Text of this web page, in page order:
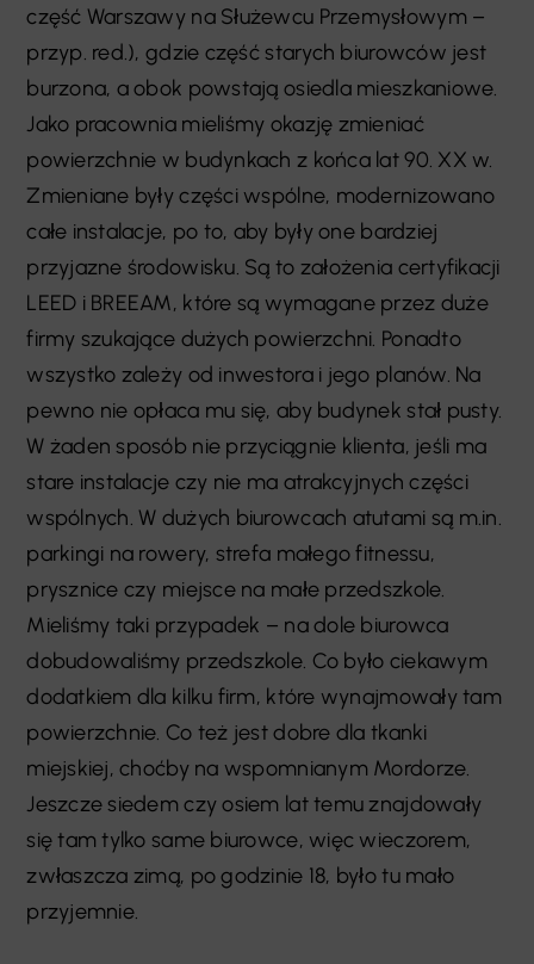
część Warszawy na Służewcu Przemysłowym –
przyp. red.), gdzie część starych biurowców jest
burzona, a obok powstają osiedla mieszkaniowe.
Jako pracownia mieliśmy okazję zmieniać
powierzchnie w budynkach z końca lat 90. XX w.
Zmieniane były części wspólne, modernizowano
całe instalacje, po to, aby były one bardziej
przyjazne środowisku. Są to założenia certyfikacji
LEED i BREEAM, które są wymagane przez duże
firmy szukające dużych powierzchni. Ponadto
wszystko zależy od inwestora i jego planów. Na
pewno nie opłaca mu się, aby budynek stał pusty.
W żaden sposób nie przyciągnie klienta, jeśli ma
stare instalacje czy nie ma atrakcyjnych części
wspólnych. W dużych biurowcach atutami są m.in.
parkingi na rowery, strefa małego fitnessu,
prysznice czy miejsce na małe przedszkole.
Mieliśmy taki przypadek – na dole biurowca
dobudowaliśmy przedszkole. Co było ciekawym
dodatkiem dla kilku firm, które wynajmowały tam
powierzchnie. Co też jest dobre dla tkanki
miejskiej, choćby na wspomnianym Mordorze.
Jeszcze siedem czy osiem lat temu znajdowały
się tam tylko same biurowce, więc wieczorem,
zwłaszcza zimą, po godzinie 18, było tu mało
przyjemnie.